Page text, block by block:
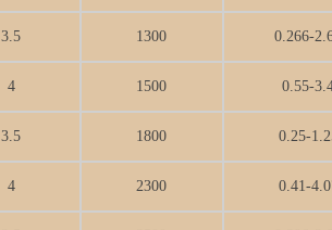
3.5 1300 0.266-
4 1500 0.55-
3.5 1800 0.25-
4 2300 0.41-